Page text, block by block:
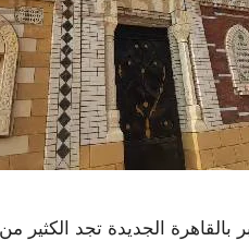
بالقاهرة الجديدة تجد